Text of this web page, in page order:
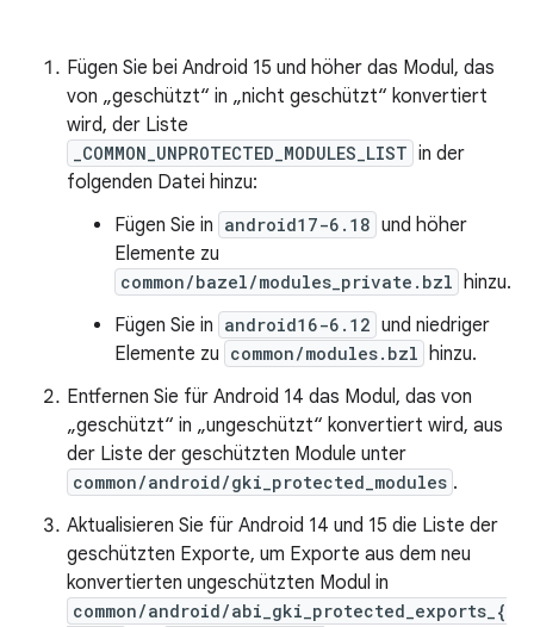
Fügen Sie bei Android 15 und höher das Modul, das
von „geschützt“ in „nicht geschützt“ konvertiert
wird, der Liste
_COMMON_UNPROTECTED_MODULES_LIST in der
folgenden Datei hinzu:
Fügen Sie in android17-6.18 und höher
Elemente zu
common/bazel/modules_private.bzl hinzu.
Fügen Sie in android16-6.12 und niedriger
Elemente zu common/modules.bzl hinzu.
Entfernen Sie für Android 14 das Modul, das von
„geschützt“ in „ungeschützt“ konvertiert wird, aus
der Liste der geschützten Module unter
common/android/gki_protected_modules .
Aktualisieren Sie für Android 14 und 15 die Liste der
geschützten Exporte, um Exporte aus dem neu
konvertierten ungeschützten Modul in
common/android/abi_gki_protected_exports_{